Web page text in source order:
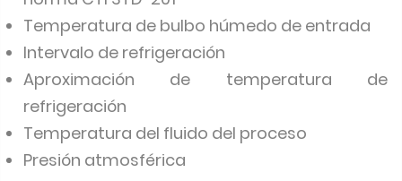
Temperatura de bulbo húmedo de entrada
Intervalo de refrigeración
Aproximación de temperatura de
refrigeración
Temperatura del fluido del proceso
Presión atmosférica